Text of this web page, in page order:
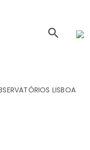
LISBOA